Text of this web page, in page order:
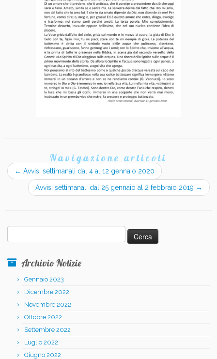
Navigazione articoli
← Avvisi settimanali dal 4 al 12 gennaio 2020
Avvisi settimanali dal 25 gennaio al 2 febbraio 2019 →
per:
Archivio Notizie
Gennaio 2023
Dicembre 2022
Novembre 2022
Ottobre 2022
Settembre 2022
Luglio 2022
Giugno 2022